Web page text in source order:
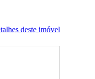
deste imóvel